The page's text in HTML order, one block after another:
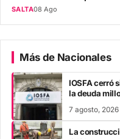
SALTA08 Ago
Más de Nacionales
IOSFA cerró
la deuda
7 agosto, 2026
La